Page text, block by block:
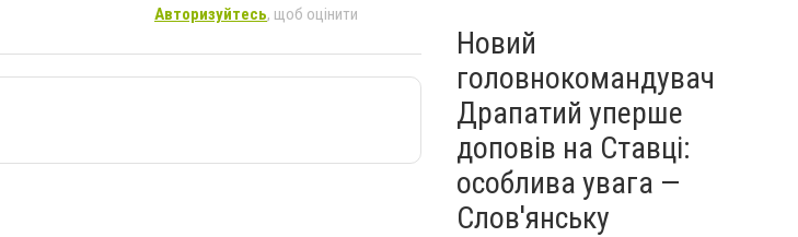
Авторизуйтесь, щоб оцінити
Новий
головнокомандувач
Драпатий уперше
доповів на Ставці:
особлива увага —
Слов'янську